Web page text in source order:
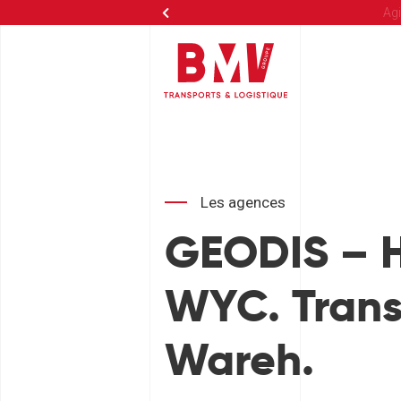
Les agences
GEODIS –
WYC.
Wareh.